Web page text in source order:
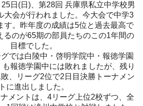
日(日)、第28回 兵庫県私立中学校男
大会が行われました。今大会で中学3
す。昨年度の成績は5位と過去最高で
るのが65期の部員たちのこの1年間の
目標でした。
では白陵中・啓明学院中・報徳学園
報徳学園中には敗れましたが、残り
、リーグ2位で2日目決勝トーナメン
トに進出しました。
メントは、4リーグ上位2校ずつ、全